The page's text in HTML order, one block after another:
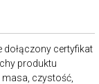
dołączony certyfikat
produktu
czystość,